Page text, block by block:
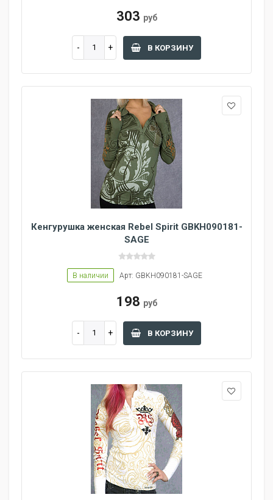
303 руб
В КОРЗИНУ
Кенгурушка женская Rebel Spirit GBKH090181-
SAGE
В наличии Арт: GBKH090181-SAGE
198 руб
В КОРЗИНУ